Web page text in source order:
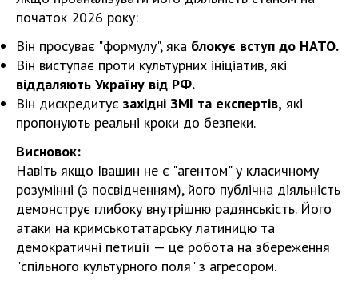
початок 2026 року:
Він просуває "формулу", яка блокує вступ до НАТО.
Він виступає проти культурних ініціатив, які
віддаляють Україну від РФ.
Він дискредитує західні ЗМІ та експертів, які
пропонують реальні кроки до безпеки.
Висновок:
Навіть якщо Івашин не є "агентом" у класичному
розумінні (з посвідченням), його публічна діяльність
демонструє глибоку внутрішню радянськість. Його
атаки на кримськотатарську латиницю та
демократичні петиції — це робота на збереження
"спільного культурного поля" з агресором.